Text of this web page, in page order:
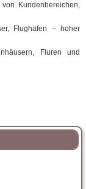
Kundenbereichen,
Flughäfen – hoher
Fluren und